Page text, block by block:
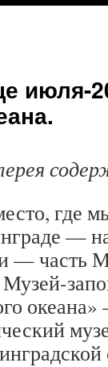
июля-
где
—
— часть
Музей-